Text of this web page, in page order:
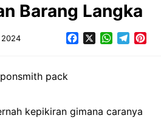
Barang Langka
FacebookWhatsApp
kepikiran gimana caranya